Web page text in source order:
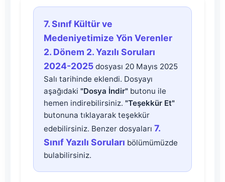
7.
Sınıf
Kültür
ve
Medeniyetimize
Yön
Verenler
7. Sınıf Kültür ve
Medeniyetimize Yön Verenler
2. Dönem 2. Yazılı Soruları
2024-2025 dosyası 20 Mayıs 2025
Salı tarihinde eklendi. Dosyayı
aşağıdaki "Dosya İndir" butonu ile
hemen indirebilirsiniz. "Teşekkür Et"
butonuna tıklayarak teşekkür
edebilirsiniz. Benzer dosyaları 7.
Sınıf Yazılı Soruları bölümümüzde
bulabilirsiniz.